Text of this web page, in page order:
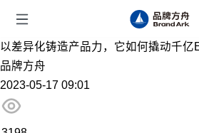
以差异化铸造产品力，它如何撬动千亿
品牌方舟
2023-05-17 09:01